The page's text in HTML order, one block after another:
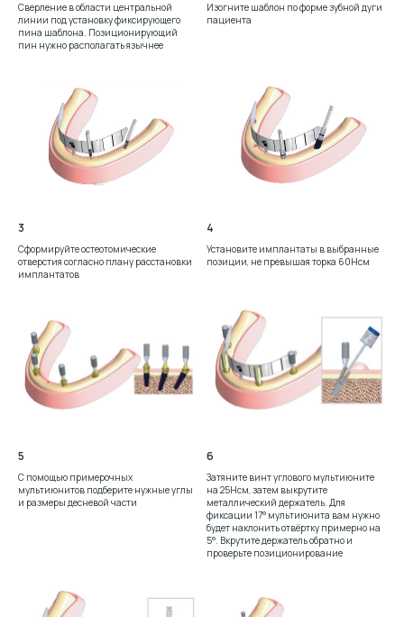
Сверление в области центральной
линии под установку фиксирующего
пина шаблона. Позиционирующий
пин нужно располагать язычнее
Изогните шаблон по форме зубной дуги
пациента
3
Сформируйте остеотомические
отверстия согласно плану расстановки
имплантатов
4
Установите имплантаты в выбранные
позиции, не превышая торка 60Нсм
5
С помощью примерочных
мультиюнитов подберите нужные углы
и размеры десневой части
6
Затяните винт углового мультиюните
на 25Нсм, затем выкрутите
металлический держатель. Для
фиксации 17° мультиюнита вам нужно
будет наклонить отвёртку примерно на
5°. Вкрутите держатель обратно и
проверьте позиционирование